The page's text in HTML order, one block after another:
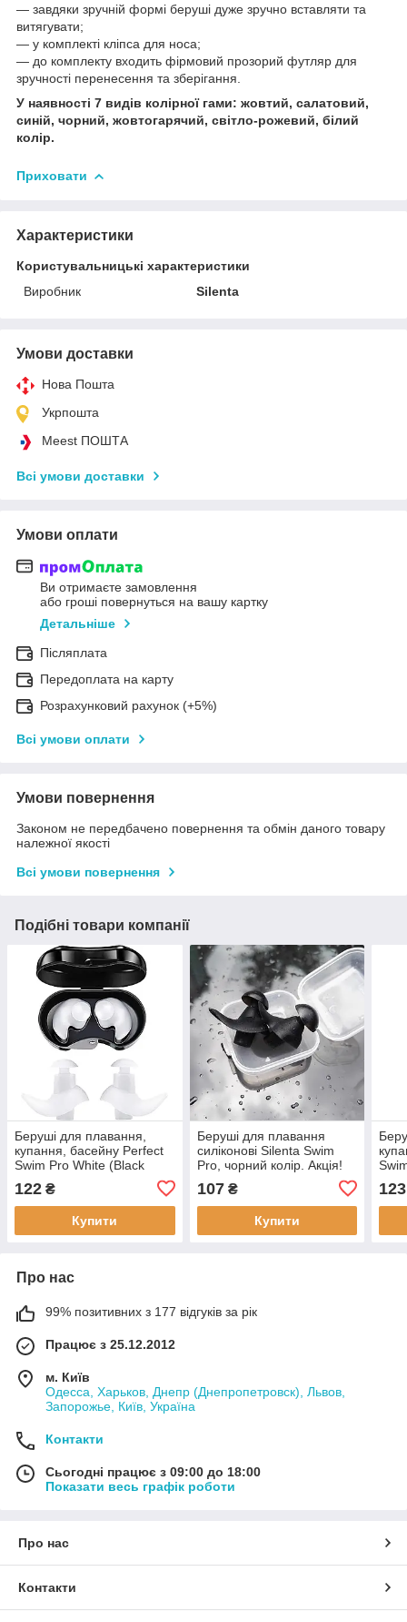
― завдяки зручній формі беруші дуже зручно вставляти та
витягувати;
― у комплекті кліпса для носа;
— до комплекту входить фірмовий прозорий футляр для
зручності перенесення та зберігання.
У наявності 7 видів колірної гами: жовтий, салатовий,
синій, чорний, жовтогарячий, світло-рожевий, білий
колір.
Приховати
Характеристики
Користувальницькі характеристики
Виробник
Silenta
Умови доставки
Нова Пошта
Укрпошта
Meest ПОШТА
Всі умови доставки
Умови оплати
Ви отримаєте замовлення
або гроші повернуться на вашу картку
Детальніше
Післяплата
Передоплата на карту
Розрахунковий рахунок (+5%)
Всі умови оплати
Умови повернення
Законом не передбачено повернення та обмін даного товару
належної якості
Всі умови повернення
Подібні товари компанії
Беруші для плавання,
купання, басейну Perfect
Swim Pro White (Black
122 ₴
Купити
Беруші для плавання
силіконові Silenta Swim
Pro, чорний колір. Акція!
107₴
Купити
123
Про нас
99% позитивних з 177 відгуків за рік
Працює з 25.12.2012
м. Київ
Одесса, Харьков, Днепр (Днепропетровск), Львов,
Запорожье, Київ, Україна
Контакти
Сьогодні працює з 09:00 до 18:00
Показати весь графік роботи
Про нас
Контакти